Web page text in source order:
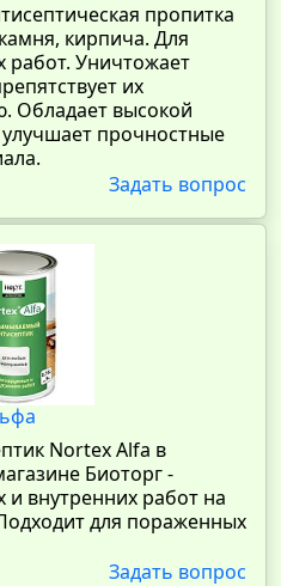
пропитка
кирпича. Для
работ. Уничтожает
их
Обладает высокой
прочностные
Задать вопрос
Nortex Alfa в
Биоторг -
внутренних работ на
для пораженных
Задать вопрос